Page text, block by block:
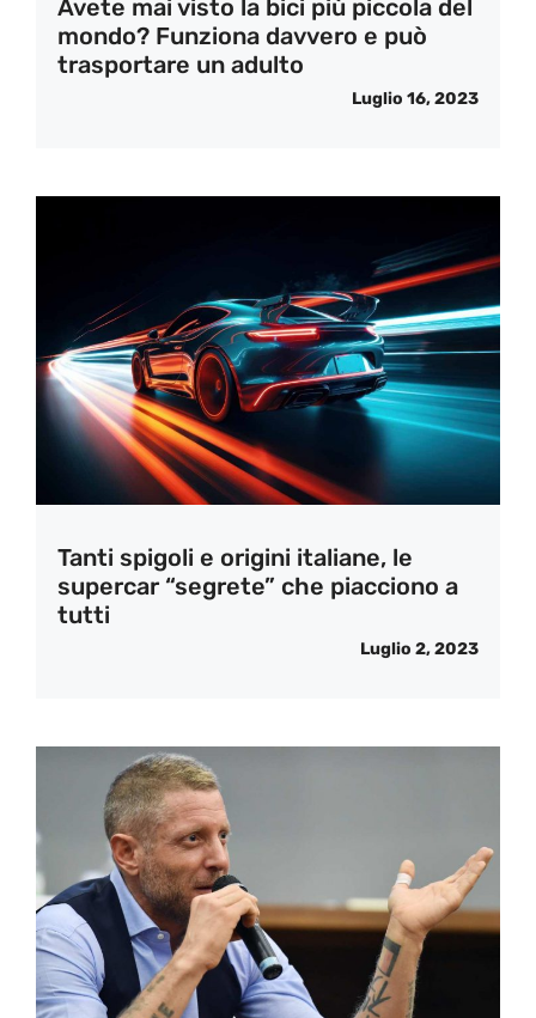
Avete mai visto la bici più piccola del
mondo? Funziona davvero e può
trasportare un adulto
Luglio 16, 2023
Tanti spigoli e origini italiane, le
supercar “segrete” che piacciono a
tutti
Luglio 2, 2023